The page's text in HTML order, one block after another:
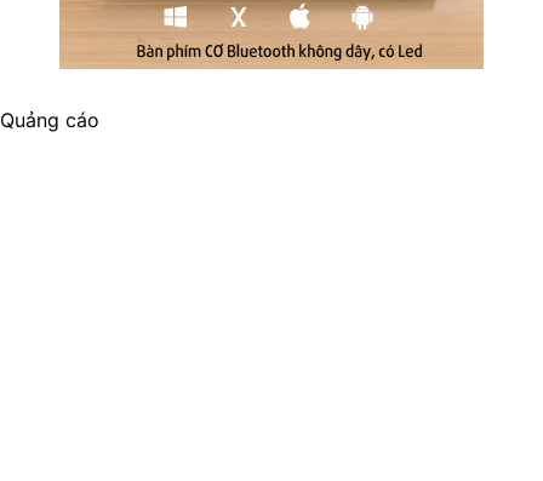
Quảng cáo